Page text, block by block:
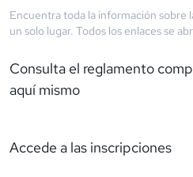
Encuentra toda la información sobre
un solo lugar. Todos los enlaces se
Consulta el reglamento
aquí mismo
Accede a las inscripciones